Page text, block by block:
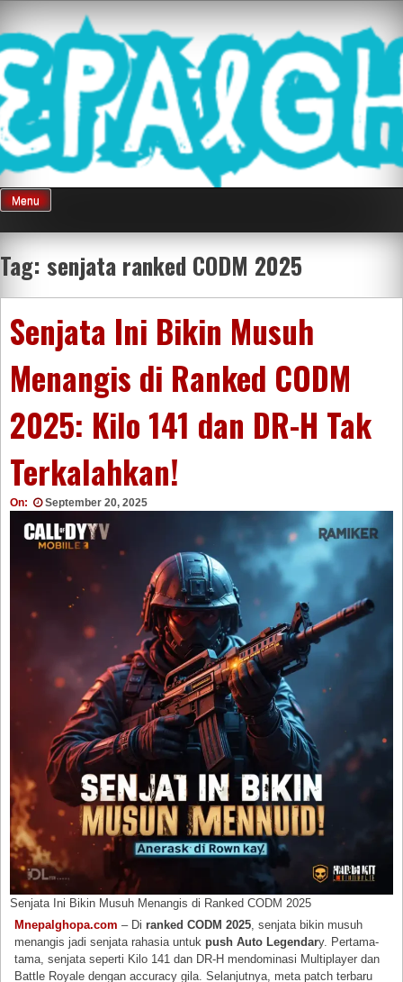
content
Mnepalghopa
Review Game
Terkini Paling
Seluruh Di
Indonesia
Menu
Tag: senjata ranked CODM 2025
Senjata Ini Bikin Musuh
Menangis di Ranked CODM
2025: Kilo 141 dan DR-H Tak
Terkalahkan!
On: September 20, 2025
Senjata Ini Bikin Musuh Menangis di Ranked CODM 2025
Mnepalghopa.com – Di ranked CODM 2025, senjata bikin musuh
menangis jadi senjata rahasia untuk push Auto Legendary. Pertama-
tama, senjata seperti Kilo 141 dan DR-H mendominasi Multiplayer dan
Battle Royale dengan accuracy gila. Selanjutnya, meta patch terbaru